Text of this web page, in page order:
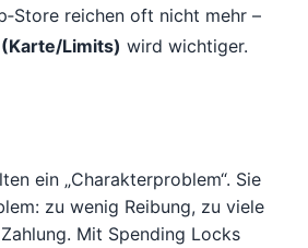
reichen oft nicht mehr –
Limits) wird wichtiger.
ein „Charakterproblem“. Sie
zu wenig Reibung, zu viele
Mit Spending Locks